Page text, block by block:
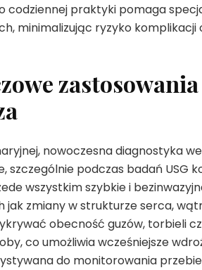
codziennej praktyki pomaga
minimalizując ryzyko komplikacji
nowoczesna diagnostyka
podczas badań USG
wszystkim szybkie i
zmiany w strukturze serca,
obecność guzów, torbieli
co umożliwia wcześniejsze
do monitorowania